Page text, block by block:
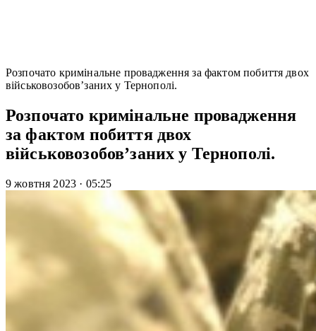
Розпочато кримінальне провадження за фактом побиття двох
військовозобов’заних у Тернополі.
Розпочато кримінальне провадження
за фактом побиття двох
військовозобов’заних у Тернополі.
9 жовтня 2023 · 05:25